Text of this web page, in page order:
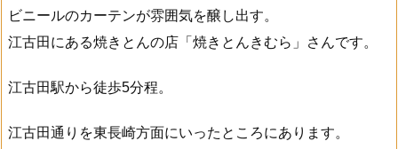
ビニールのカーテンが雰囲気を醸し出す。
江古田にある焼きとんの店「焼きとんきむら」さんです。
江古田駅から徒歩5分程。
江古田通りを東長崎方面にいったところにあります。